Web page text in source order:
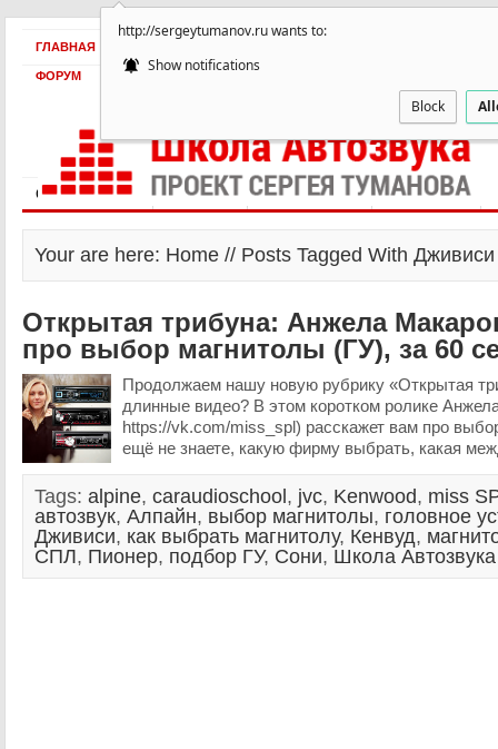
http://sergeytumanov.ru wants to:
Show notifications
Block
ГЛАВНАЯ
ФОРУМ
Статьи и видео Интервью Как оплатить? Заработать!
Your are here: Home // Posts Tagged With Дживиси
Открытая трибуна: Анжела
про выбор магнитолы (ГУ), за 60
Продолжаем нашу новую рубрику «Открытая
длинные видео? В этом коротком ролике
https://vk.com/miss_spl) расскажет вам про
ещё не знаете, какую фирму выбрать, какая
Tags: alpine, caraudioschool , jvc, Kenwood, miss
автозвук, Алпайн, выбор магнитолы, головное
Дживиси, как выбрать магнитолу, Кенвуд,
СПЛ, Пионер, подбор ГУ, Сони, Школа Автозвука